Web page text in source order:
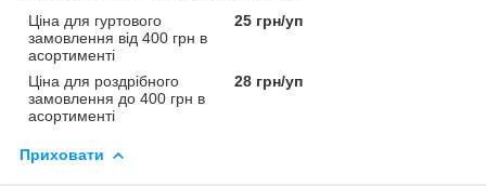
Ціна для гуртового
замовлення від 400 грн в
асортименті
25 грн/уп
Ціна для роздрібного
замовлення до 400 грн в
асортименті
28 грн/уп
Приховати